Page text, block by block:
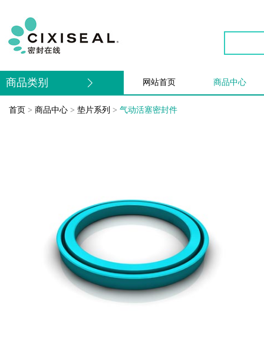
商品类别 网站首页 商品中心
首页 > 商品中心 > 垫片系列 > 气动活塞密封件